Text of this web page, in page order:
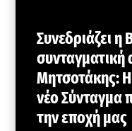
Συνεδριάζει η
Μητσοτάκης: Η
νέο Σύνταγμα
την εποχή μας